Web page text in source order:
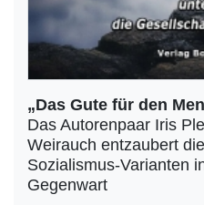
„Das Gute für den
Das Autorenpaar Iris
Weirauch entzaubert
Sozialismus-Varianten
Gegenwart